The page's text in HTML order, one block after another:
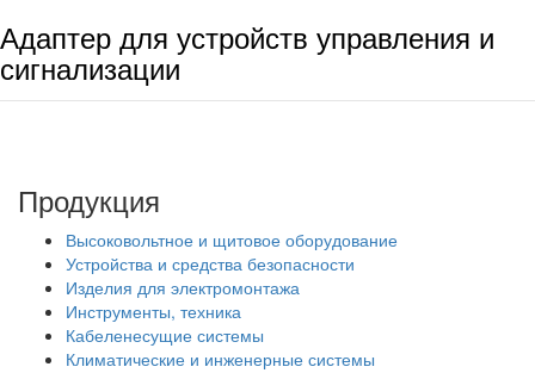
Адаптер для устройств управления и
сигнализации
Продукция
Высоковольтное и щитовое оборудование
Устройства и средства безопасности
Изделия для электромонтажа
Инструменты, техника
Кабеленесущие системы
Климатические и инженерные системы